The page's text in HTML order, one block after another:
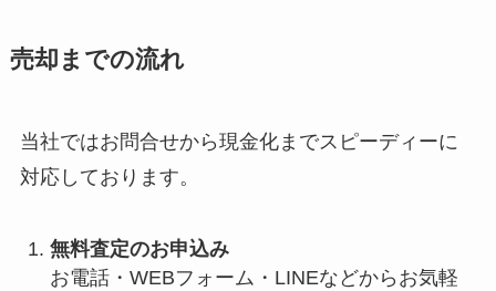
売却までの流れ
当社ではお問合せから現金化までスピーディーに
対応しております。
無料査定のお申込み
お電話・WEBフォーム・LINEなどからお気軽